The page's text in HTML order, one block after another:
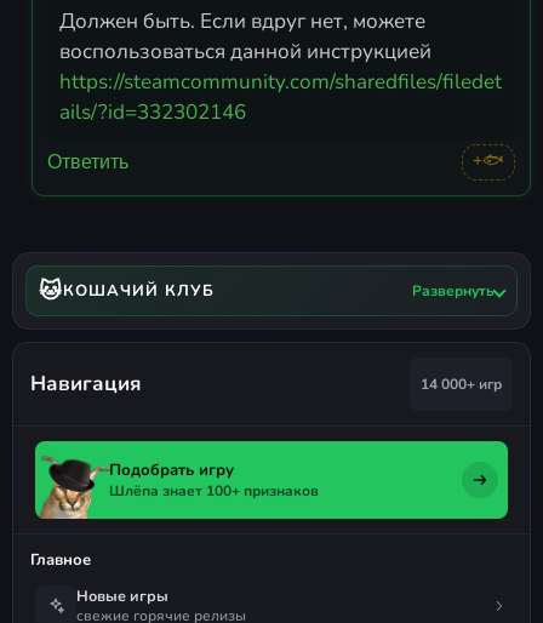
Flix- расширенная версия игры с
улучшениями
Purist Fixpack v1.2
отдельно. Совместим только с
элитными текстурами
Важное предупреждение о PhysX
Не пропускайте установку старых
комплекте с репаком. Если после их
установки игра всё равно вылетает с
ошибкой PhysX, скопируйте все DLL-
Corporation/PhysX/Common
Должен быть. Если вдруг нет, можете
воспользоваться данной инструкцией
https://steamcommunity.com/sharedfiles/filedet
ails/?id=332302146
Ответить +🐟
🐱КОШАЧИЙ КЛУБ Развернуть
Навигация 14 000+ игр
Подобрать игру
Шлёпа знает 100+ признаков
Главное
Новые игры
свежие горячие релизы